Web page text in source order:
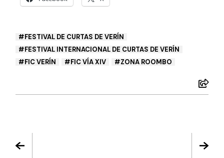
FESTIVAL DE CURTAS DE VERÍN
FESTIVAL INTERNACIONAL DE CURTAS DE VERÍN
FIC VERÍN
FIC VÍA XIV ZONA ROOMBO